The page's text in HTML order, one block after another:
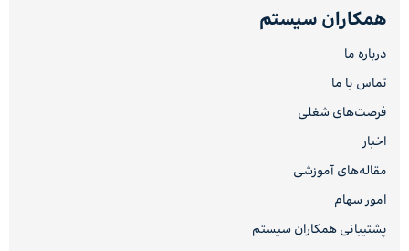
همکاران سیستم
درباره ما
تماس با ما
فرصت‌های شغلی
اخبار
مقاله‌های آموزشی
امور سهام
پشتیبانی همکاران سیستم